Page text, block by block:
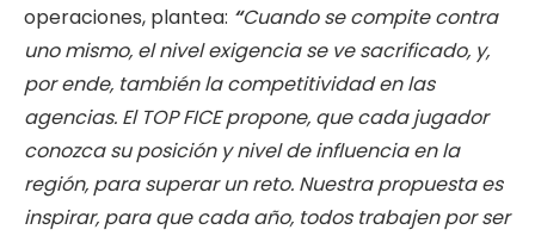
operaciones, plantea: “Cuando se compite contra
uno mismo, el nivel exigencia se ve sacrificado, y,
por ende, también la competitividad en las
agencias. El TOP FICE propone, que cada jugador
conozca su posición y nivel de influencia en la
región, para superar un reto. Nuestra propuesta es
inspirar, para que cada año, todos trabajen por ser